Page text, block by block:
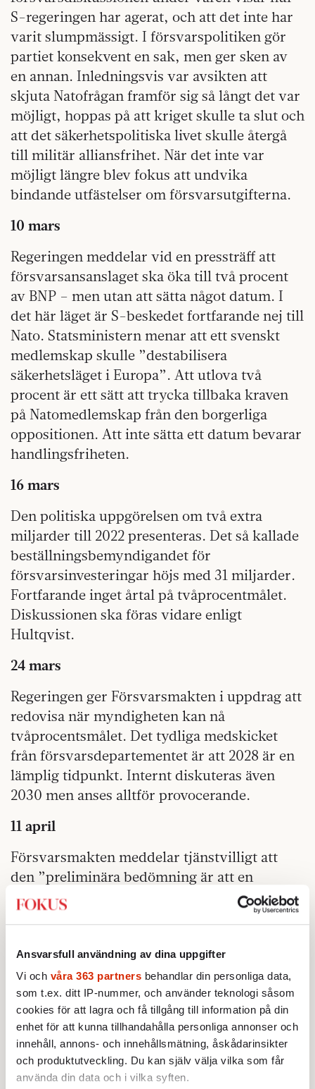
Ansvarsfull användning av dina uppgifter
Vi och våra 363 partners behandlar din personliga data,
som t.ex. ditt IP-nummer, och använder teknologi såsom
cookies för att lagra och få tillgång till information på din
enhet för att kunna tillhandahålla personliga annonser och
innehåll, annons- och innehållsmätning, åskådarinsikter
och produktutveckling. Du kan själv välja vilka som får
använda din data och i vilka syften.
S-regeringen har agerat, och att det inte har
varit slumpmässigt. I försvarspolitiken gör
partiet konsekvent en sak, men ger sken av
en annan. Inledningsvis var avsikten att
skjuta Natofrågan framför sig så långt det var
möjligt, hoppas på att kriget skulle ta slut och
att det säkerhetspolitiska livet skulle återgå
till militär alliansfrihet. När det inte var
möjligt längre blev fokus att undvika
bindande utfästelser om försvarsutgifterna.
10 mars
Regeringen meddelar vid en pressträff att
försvarsansanslaget ska öka till två procent
av BNP – men utan att sätta något datum. I
det här läget är S-beskedet fortfarande nej till
Nato. Statsministern menar att ett svenskt
medlemskap skulle ”destabilisera
säkerhetsläget i Europa”. Att utlova två
procent är ett sätt att trycka tillbaka kraven
på Natomedlemskap från den borgerliga
oppositionen. Att inte sätta ett datum bevarar
handlingsfriheten.
16 mars
Den politiska uppgörelsen om två extra
miljarder till 2022 presenteras. Det så kallade
beställningsbemyndigandet för
försvarsinvesteringar höjs med 31 miljarder.
Fortfarande inget årtal på tvåprocentmålet.
Diskussionen ska föras vidare enligt
Hultqvist.
24 mars
Regeringen ger Försvarsmakten i uppdrag att
redovisa när myndigheten kan nå
tvåprocentsmålet. Det tydliga medskicket
från försvarsdepartementet är att 2028 är en
lämplig tidpunkt. Internt diskuteras även
2030 men anses alltför provocerande.
11 april
Försvarsmakten meddelar tjänstvilligt att
den ”preliminära bedömning är att en
anslagsnivå motsvarande två procent av BNP
kan nås till budgetåret 2028”.
säkerhetspolitiska diskussionen i partiet om
en eventuell omprövning av den militära
alliansfriheten till förmån för medlemskap i
Nato.
I efterhand, när Natobeslutet är fattat av
regeringspartiet, berättar Peter Hultqvist att
det också var just den 11 april han själv kom